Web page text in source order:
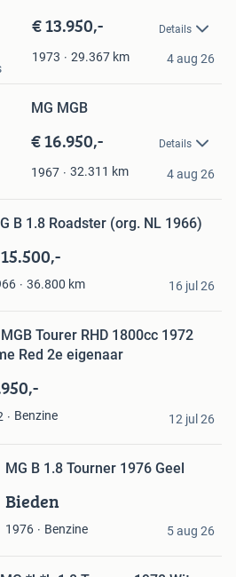
€ 13.950,- Details
1973 29.367 km 4 aug 26
MG MGB
€ 16.950,- Details
1967 32.311 km 4 aug 26
B 1.8 Roadster (org. NL 1966)
36.800 km 16 jul 26
MGB Tourer RHD 1800cc 1972
Red 2e eigenaar
Benzine 12 jul 26
MG B 1.8 Tourner 1976 Geel
Bieden
1976 Benzine 5 aug 26